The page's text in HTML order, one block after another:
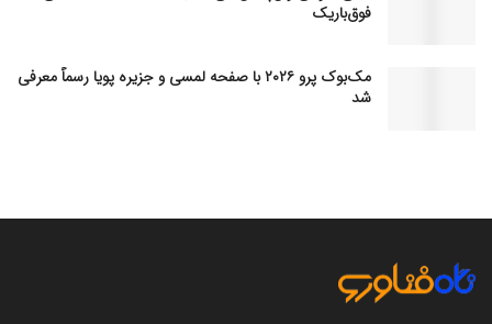
فوق‌باریک
مک‌بوک پرو ۲۰۲۶ با صفحه لمسی و جزیره پویا رسماً معرفی
شد